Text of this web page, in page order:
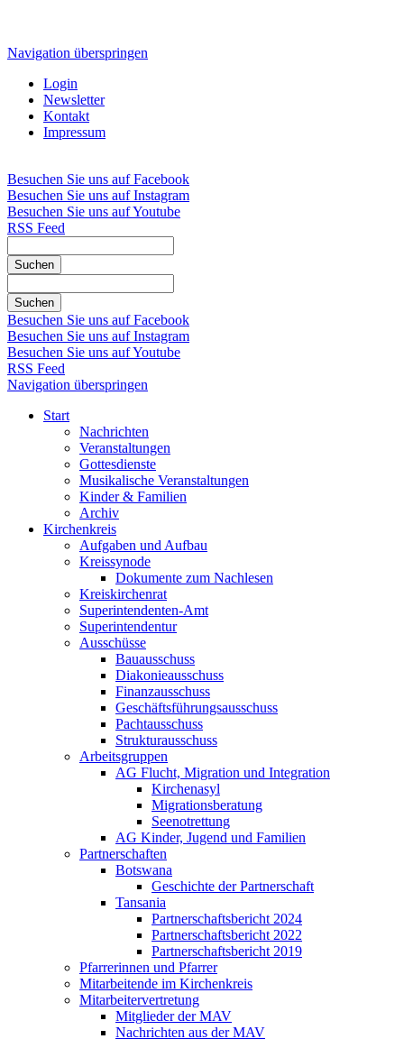
Navigation überspringen
Login
Newsletter
Kontakt
Impressum
Besuchen Sie uns auf Facebook
Besuchen Sie uns auf Instagram
Besuchen Sie uns auf Youtube
RSS Feed
Suchen
Suchen
Besuchen Sie uns auf Facebook
Besuchen Sie uns auf Instagram
Besuchen Sie uns auf Youtube
RSS Feed
Navigation überspringen
Start
Nachrichten
Veranstaltungen
Gottesdienste
Musikalische Veranstaltungen
Kinder & Familien
Archiv
Kirchenkreis
Aufgaben und Aufbau
Kreissynode
Dokumente zum Nachlesen
Kreiskirchenrat
Superintendenten-Amt
Superintendentur
Ausschüsse
Bauausschuss
Diakonieausschuss
Finanzausschuss
Geschäftsführungsausschuss
Pachtausschuss
Strukturausschuss
Arbeitsgruppen
AG Flucht, Migration und Integration
Kirchenasyl
Migrationsberatung
Seenotrettung
AG Kinder, Jugend und Familien
Partnerschaften
Botswana
Geschichte der Partnerschaft
Tansania
Partnerschaftsbericht 2024
Partnerschaftsbericht 2022
Partnerschaftsbericht 2019
Pfarrerinnen und Pfarrer
Mitarbeitende im Kirchenkreis
Mitarbeitervertretung
Mitglieder der MAV
Nachrichten aus der MAV